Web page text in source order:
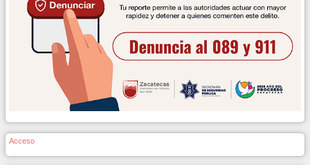
Acceso